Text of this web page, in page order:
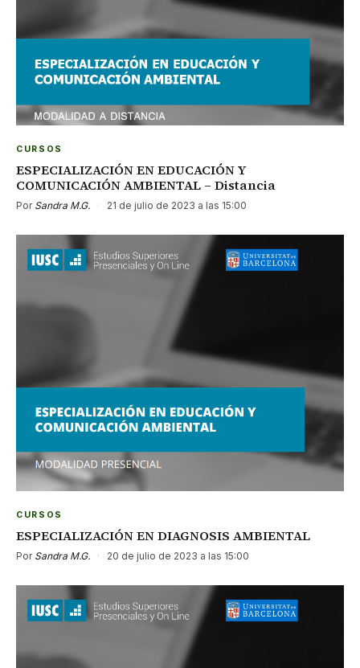
CURSOS
ESPECIALIZACIÓN EN EDUCACIÓN Y
COMUNICACIÓN AMBIENTAL – Distancia
Por Sandra M.G. · 21 de julio de 2023 a las 15:00
CURSOS
ESPECIALIZACIÓN EN DIAGNOSIS AMBIENTAL
Por Sandra M.G. · 20 de julio de 2023 a las 15:00